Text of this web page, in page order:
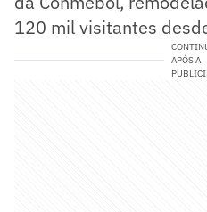
120 mil visitantes
APÓS A